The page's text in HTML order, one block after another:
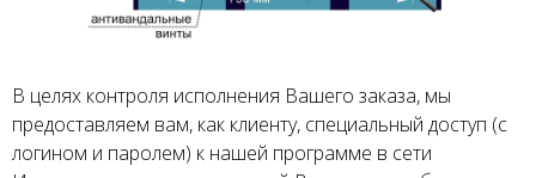
В целях контроля исполнения Вашего заказа, мы
предоставляем вам, как клиенту, специальный доступ (с
логином и паролем) к нашей программе в сети